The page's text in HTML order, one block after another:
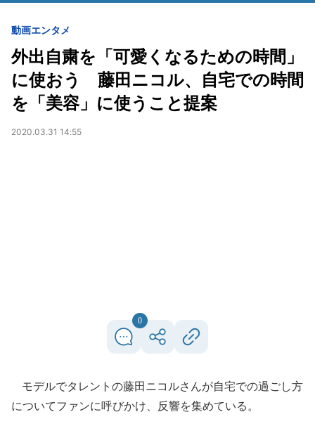
動画エンタメ
外出自粛を「可愛くなるための時間」
に使おう 藤田ニコル、自宅での時間
を「美容」に使うこと提案
2020.03.31 14:55
0
モデルでタレントの藤田ニコルさんが自宅での過ごし方
についてファンに呼びかけ、反響を集めている。